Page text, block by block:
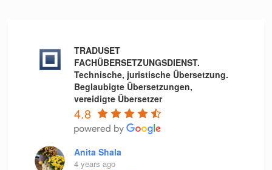
TRADUSET
FACHÜBERSETZUNGSDIENST.
Technische, juristische Übersetzung.
Beglaubigte Übersetzungen,
vereidigte Übersetzer
4.8
Anita Shala
4 years ago